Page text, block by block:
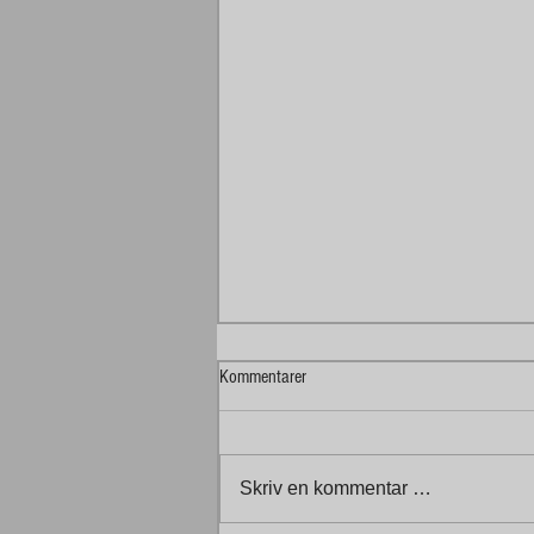
Kommentarer
Skriv en kommentar …